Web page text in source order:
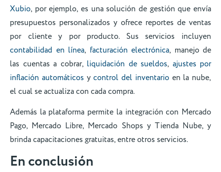
Xubio, por ejemplo, es una solución de gestión que envía
presupuestos personalizados y ofrece reportes de ventas
por cliente y por producto. Sus servicios incluyen
contabilidad en línea, facturación electrónica, manejo de
las cuentas a cobrar, liquidación de sueldos, ajustes por
inflación automáticosycontrol del inventarioen la nube,
el cual se actualiza con cada compra.
Además la plataforma permite la integración con Mercado
Pago, Mercado Libre, Mercado Shops y Tienda Nube, y
brinda capacitaciones gratuitas, entre otros servicios.
En conclusión